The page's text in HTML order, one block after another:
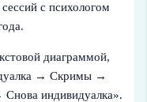
с психологом
диаграммой,
→ Скримы →
индивидуалка».